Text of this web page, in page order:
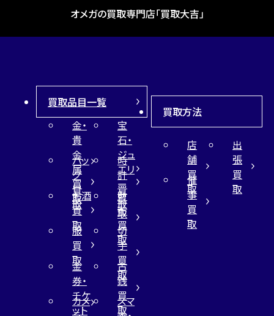
オメガの買取専門店「買取大吉」
買取品目一覧
金・
貴
金
属
買
取
宝
石・
ジュ
エリ
ー
買
取
バッ
グ
買
取
時
計
買
取
お酒
買
取
財
布
買
取
服
買
取
切
手
買
取
金
券・
チケ
ット
古
銭
買
取
カメ
スマ
買取方法
店
舗
買
取
出
張
買
取
催
事
買
取